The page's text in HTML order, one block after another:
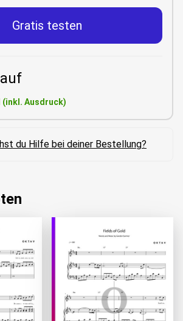
Gratis testen
(inkl. Ausdruck)
du Hilfe bei deiner Bestellung?